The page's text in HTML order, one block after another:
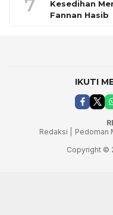
7
Kesedihan
Fannan Hasib
IKUTI
Redaksi |
Pedoman
Copyright ©